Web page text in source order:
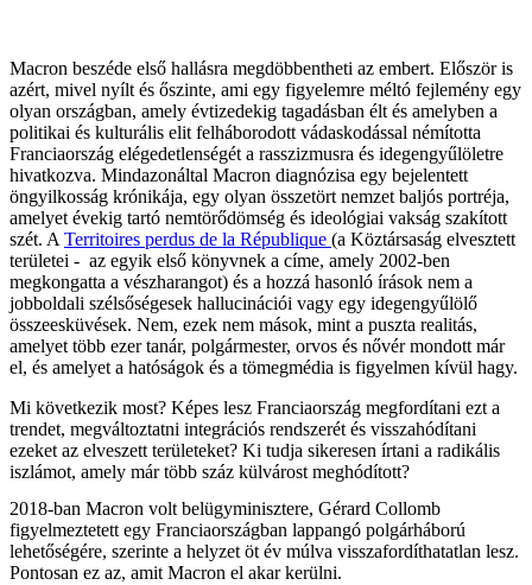
Macron beszéde első hallásra megdöbbentheti az embert. Először is
azért, mivel nyílt és őszinte, ami egy figyelemre méltó fejlemény egy
olyan országban, amely évtizedekig tagadásban élt és amelyben a
politikai és kulturális elit felháborodott vádaskodással némította
Franciaország elégedetlenségét a rasszizmusra és idegengyűlöletre
hivatkozva. Mindazonáltal Macron diagnózisa egy bejelentett
öngyilkosság krónikája, egy olyan összetört nemzet baljós portréja,
amelyet évekig tartó nemtörődömség és ideológiai vakság szakított
szét. A Territoires perdus de la République (a Köztársaság elvesztett
területei - az egyik első könyvnek a címe, amely 2002-ben
megkongatta a vészharangot) és a hozzá hasonló írások nem a
jobboldali szélsőségesek hallucinációi vagy egy idegengyűlölő
összeesküvések. Nem, ezek nem mások, mint a puszta realitás,
amelyet több ezer tanár, polgármester, orvos és nővér mondott már
el, és amelyet a hatóságok és a tömegmédia is figyelmen kívül hagy.
Mi következik most? Képes lesz Franciaország megfordítani ezt a
trendet, megváltoztatni integrációs rendszerét és visszahódítani
ezeket az elveszett területeket? Ki tudja sikeresen írtani a radikális
iszlámot, amely már több száz külvárost meghódított?
2018-ban Macron volt belügyminisztere, Gérard Collomb
figyelmeztetett egy Franciaországban lappangó polgárháború
lehetőségére, szerinte a helyzet öt év múlva visszafordíthatatlan lesz.
Pontosan ez az, amit Macron el akar kerülni.